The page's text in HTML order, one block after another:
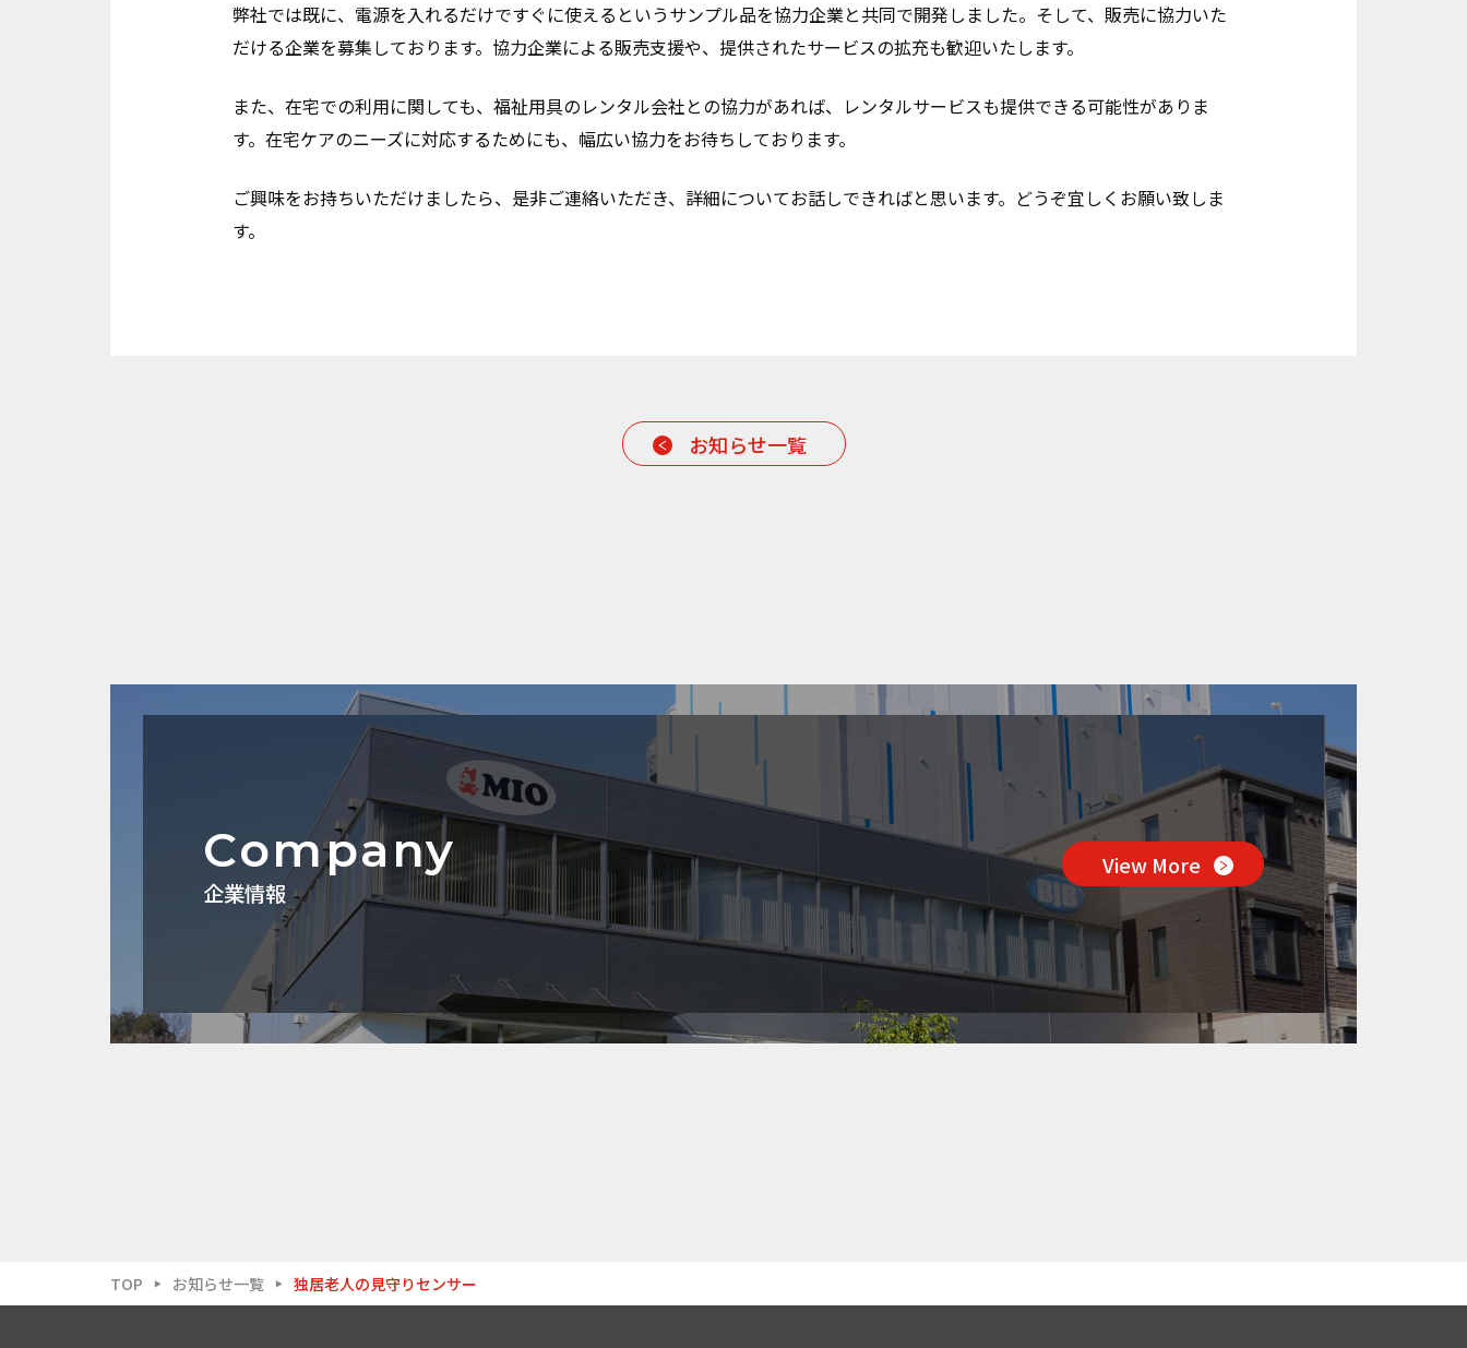
弊社では既に、電源を入れるだけですぐに使えるというサンプル品を協力企業と共同で開発しました。そして、販売に協力いた
だける企業を募集しております。協力企業による販売支援や、提供されたサービスの拡充も歓迎いたします。
また、在宅での利用に関しても、福祉用具のレンタル会社との協力があれば、レンタルサービスも提供できる可能性がありま
す。在宅ケアのニーズに対応するためにも、幅広い協力をお待ちしております。
ご興味をお持ちいただけましたら、是非ご連絡いただき、詳細についてお話しできればと思います。どうぞ宜しくお願い致しま
す。
お知らせ一覧
Company
企業情報
View More
TOP ▶ お知らせ一覧 ▶ 独居老人の見守りセンサー